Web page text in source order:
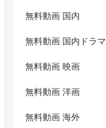
無料動画 国内
無料動画 国内ドラマ
無料動画 映画
無料動画 洋画
無料動画 海外